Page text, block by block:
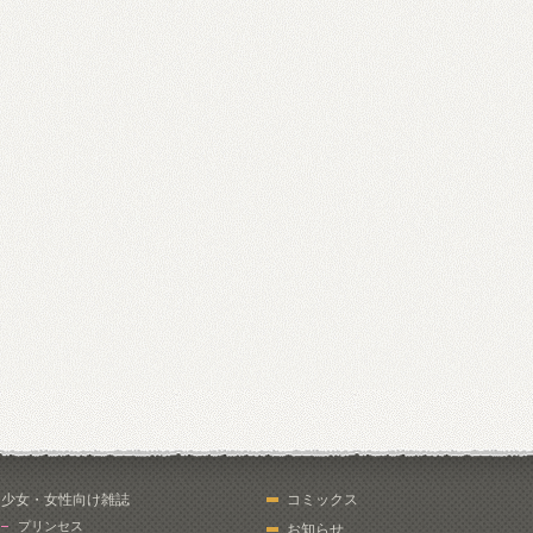
少女・女性向け雑誌
プリンセス
コミックス
お知らせ